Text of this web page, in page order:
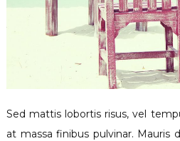
Sed mattis lobortis risus, vel
at massa finibus pulvinar. Mauris